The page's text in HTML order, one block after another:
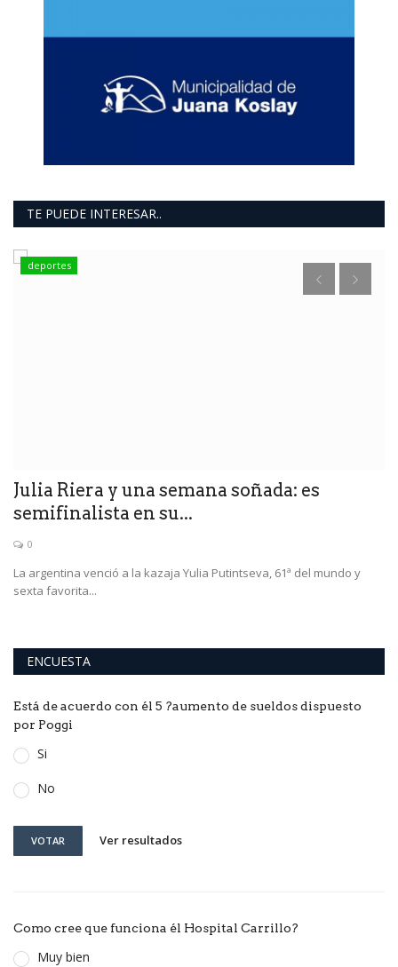
TE PUEDE INTERESAR..
deportes
Julia Riera y una semana soñada: es
semifinalista en su...
0
La argentina venció a la kazaja Yulia Putintseva, 61ª del mundo y
sexta favorita...
ENCUESTA
Está de acuerdo con él 5 ?aumento de sueldos dispuesto
por Poggi
Si
No
VOTAR Ver resultados
Como cree que funciona él Hospital Carrillo?
Muy bien